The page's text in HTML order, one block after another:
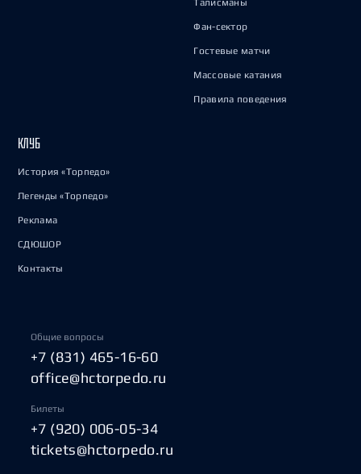
Талисманы
Фан-сектор
Гостевые матчи
Массовые катания
Правила поведения
КЛУБ
История «Торпедо»
Легенды «Торпедо»
Реклама
СДЮШОР
Контакты
Общие вопросы
+7 (831) 465-16-60
office@hctorpedo.ru
Билеты
+7 (920) 006-05-34
tickets@hctorpedo.ru